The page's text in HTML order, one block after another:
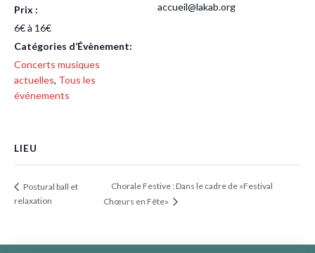
Prix :
6€ à 16€
Catégories d’Évènement:
Concerts musiques
actuelles, Tous les
événements
accueil@lakab.org
LIEU
Postural ball et
relaxation
Chorale Festive : Dans le cadre de «Festival
Chœurs en Fête»